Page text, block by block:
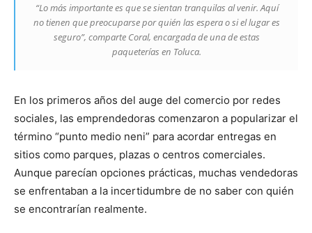
“Lo más importante es que se sientan tranquilas al venir. Aquí
no tienen que preocuparse por quién las espera o si el lugar es
seguro”, comparte Coral, encargada de una de estas
paqueterías en Toluca.
En los primeros años del auge del comercio por redes
sociales, las emprendedoras comenzaron a popularizar el
término “punto medio neni” para acordar entregas en
sitios como parques, plazas o centros comerciales.
Aunque parecían opciones prácticas, muchas vendedoras
se enfrentaban a la incertidumbre de no saber con quién
se encontrarían realmente.